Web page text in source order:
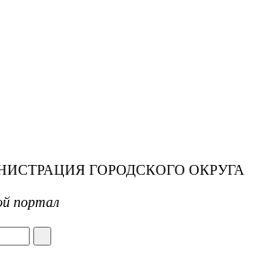
ГОРОДСКОГО ОКРУГА
портал